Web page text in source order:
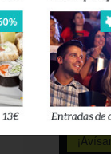
esté